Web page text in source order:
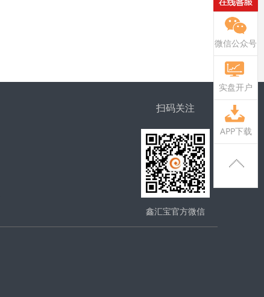
微信公众号
实盘开户
APP下载
扫码关注
鑫汇宝官方微信